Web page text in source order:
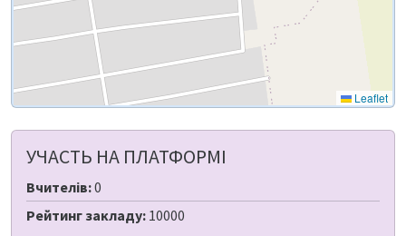
Leaflet
УЧАСТЬ НА ПЛАТФОРМІ
Вчителів:0
Рейтинг закладу: 10000